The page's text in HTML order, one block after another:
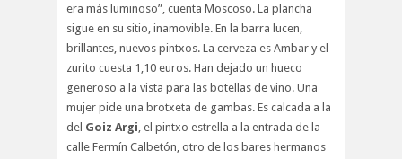
era más luminoso”, cuenta Moscoso. La plancha
sigue en su sitio, inamovible. En la barra lucen,
brillantes, nuevos pintxos. La cerveza es Ambar y el
zurito cuesta 1,10 euros. Han dejado un hueco
generoso a la vista para las botellas de vino. Una
mujer pide una brotxeta de gambas. Es calcada a la
del Goiz Argi, el pintxo estrella a la entrada de la
calle Fermín Calbetón, otro de los bares hermanos